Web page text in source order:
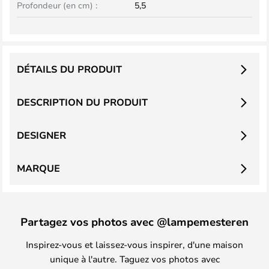
Profondeur (en cm) : 5,5
DESCRIPTION DU PRODUIT
DÉTAILS DU PRODUIT
DESIGNER
MARQUE
Partagez vos photos avec @lampemesteren
Inspirez-vous et laissez-vous inspirer, d'une maison
unique à l'autre. Taguez vos photos avec